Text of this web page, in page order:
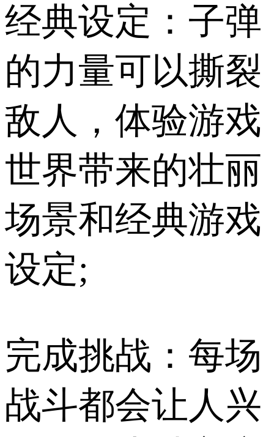
经典设定：子弹
的力量可以撕裂
敌人，体验游戏
世界带来的壮丽
场景和经典游戏
设定;
完成挑战：每场
战斗都会让人兴